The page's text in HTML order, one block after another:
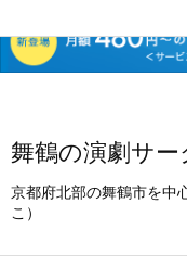
舞鶴の演劇サー
京都府北部の舞鶴市を中
こ）